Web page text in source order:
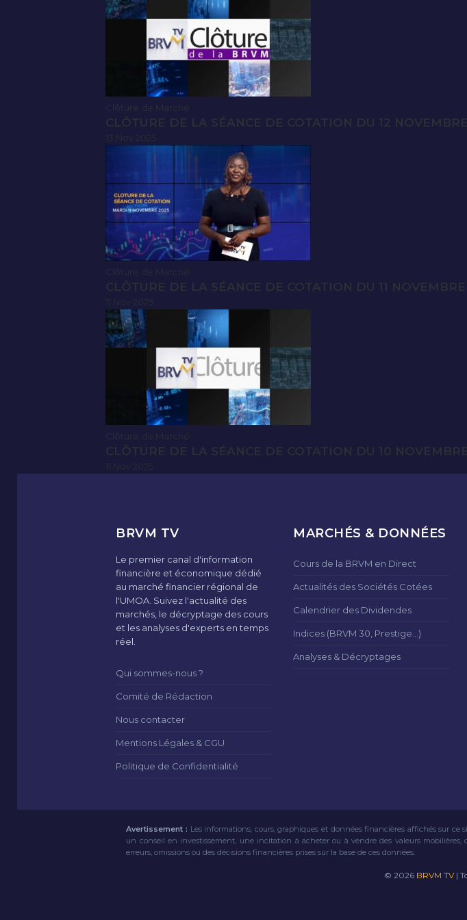
CLÔTURE DE LA SÉANCE DE COTATION DU 12
CLÔTURE DE LA SÉANCE DE COTATION DU 11
CLÔTURE DE LA SÉANCE DE COTATION DU 10
BRVM TV
Le premier canal d'information
financière et économique dédié
au marché financier régional de
l'UMOA. Suivez l'actualité des
marchés, le décryptage des cours
et les analyses d'experts en temps
réel.
Qui sommes-nous ?
Comité de Rédaction
Nous contacter
Mentions Légales & CGU
Politique de Confidentialité
MARCHÉS & DONNÉES
Cours de la BRVM en Direct
Actualités des Sociétés Cotées
Calendrier des Dividendes
Indices (BRVM 30, Prestige...)
Analyses & Décryptages
Avertissement : Les informations, cours, graphiques et données financières affichés sur
un conseil en investissement, une incitation à acheter ou à vendre des valeurs
erreurs, omissions ou des décisions financières prises sur la base de ces données.
© 2026 BRVM TV|